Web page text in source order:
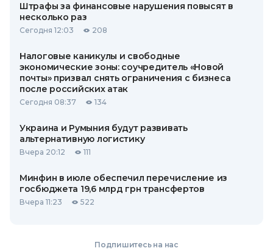
Штрафы за финансовые нарушения повысят в
несколько раз
Сегодня 12:03 208
Налоговые каникулы и свободные
экономические зоны: соучредитель «Новой
почты» призвал снять ограничения с бизнеса
после российских атак
Сегодня 08:37 134
Украина и Румыния будут развивать
альтернативную логистику
Вчера 20:12 111
Минфин в июле обеспечил перечисление из
госбюджета 19,6 млрд грн трансфертов
Вчера 11:23 522
Подпишитесь на нас